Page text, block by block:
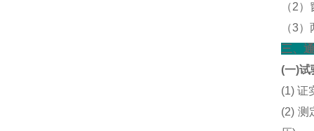
（2
（3
三、
(一)试
(1) 证
(2) 测